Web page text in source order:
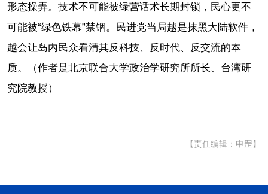
形态操弄。技术不可能被绿营话术长期封锁，民心更不
可能被“绿色铁幕”禁锢。民进党当局越是抹黑大陆软件，
越会让岛内民众看清其反科技、反时代、反交流的本
质。（作者是北京联合大学政治学研究所所长、台湾研
究院教授）
【责任编辑：申罡】